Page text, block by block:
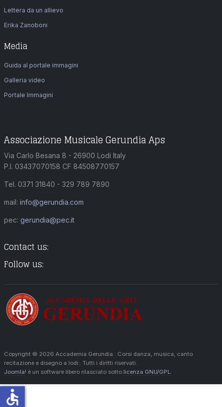
Associazione Musicale Gerundia Aps
Via Carlo Besana 8 - 26900 Lodi Italy
P.I. 03437070158 CF 84508770157
Tel. 0371 31840 - 329 789 7890
mail: info@gerundia.com
pec: gerundia@pec.it
Contact us:
Follow us:
Copyright © 2026 Accademia Gerundia : Corsi danza, musica, canto
recitazione e disegno a lodi:. Tutti i diritti riservati.
Joomla! è un software libero rilasciato sotto licenza GNU/GPL.
Lettera da un allievo
Erika Zanoboni
Media
Guida al portale immagini
Galleria video
Portale Immagini
accessible